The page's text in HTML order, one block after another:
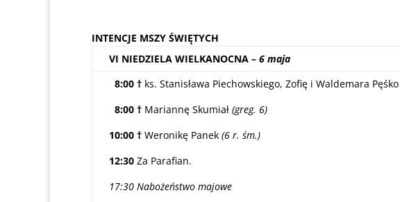
INTENCJE MSZY ŚWIĘTYCH
VI NIEDZIELA WIELKANOCNA – 6 maja
8:00 † ks. Stanisława Piechowskiego, Zofię i Waldemara Pęśko
8:00 † Mariannę Skumiał (greg. 6)
10:00 † Weronikę Panek (6 r. śm.)
12:30 Za Parafian.
17:30 Nabożeństwo majowe